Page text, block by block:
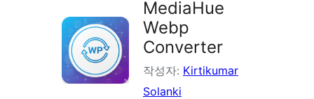
인
검
색
MediaHue
Webp
Converter
작성자: Kirtikumar
Solanki